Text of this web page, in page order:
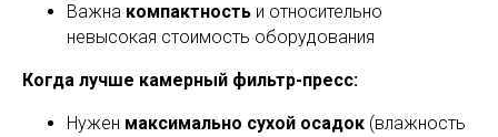
Важна компактность и относительно
невысокая стоимость оборудования
Когда лучше камерный фильтр-пресс:
Нужен максимально сухой осадок (влажность